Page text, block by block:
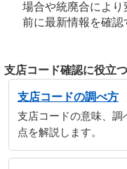
場合や統廃合によ
前に最新情報を確認
支店コード確認に役立
支店コードの調べ方
支店コードの意味、調
点を解説します。